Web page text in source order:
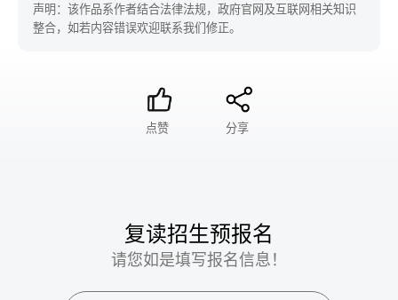
声明：该作品系作者结合法律法规，政府官网及互联网相关知识
整合，如若内容错误欢迎联系我们修正。
点赞 分享
复读招生预报名
请您如是填写报名信息！